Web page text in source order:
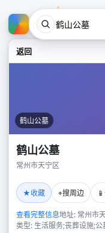
返回
鹤山公墓
鹤山公墓
常州市天宁区
★收藏 ⌖搜周边 📱
查看完整信息地址: 常州市
类型: 生活服务;丧葬设施;公